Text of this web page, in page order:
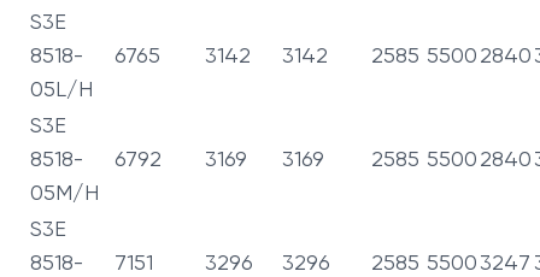
S3E
8518-
05L/H
6765 3142 3142 2585 55002840
S3E
8518-
05M/H
6792 3169 3169 2585 55002840
S3E
8518-
7151 3296 3296 2585 55003247